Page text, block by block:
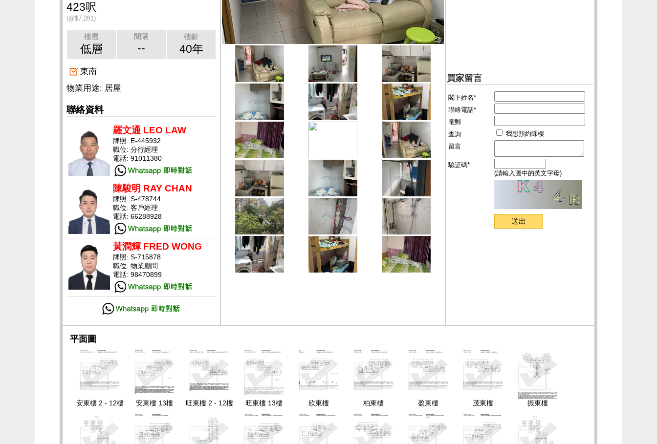
買家留言
閣下姓名*
聯絡電話*
電郵
查詢
我想預約睇樓
留言
驗証碼*
(請輸入圖中的英文字母)
423呎
(@$7,281)
樓層
低層
間隔
--
樓齡
40年
東南
物業用途: 居屋
聯絡資料
羅文通 LEO LAW
牌照: E-445932
職位: 分行經理
電話: 91011380
陳駿明 RAY CHAN
牌照: S-478744
職位: 客戶經理
電話: 66288928
黃潤輝 FRED WONG
牌照: S-715878
職位: 物業顧問
電話: 98470899
平面圖
安東樓 2 - 12樓 安東樓 13樓 旺東樓 2 - 12樓 旺東樓 13樓 欣東樓 柏東樓 盈東樓 茂東樓 振東樓